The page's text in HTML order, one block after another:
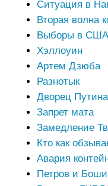
Ситуация в
Вторая волна
Выборы в США
Хэллоуин
Артем Дзюба
Разнотык
Дворец Путина
Запрет мата
Замедление
Кто как
Авария
Петров и